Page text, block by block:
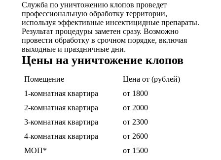
Служба по уничтожению клопов проведет
профессиональную обработку территории,
используя эффективные инсектицидные препараты.
Результат процедуры заметен сразу. Возможно
провести обработку в срочном порядке, включая
выходные и праздничные дни.
Цены на уничтожение клопов
Помещение
Цена от (рублей)
1-комнатная квартира
от 1800
2-комнатная квартира
от 2000
3-комнатная квартира
от 2300
4-комнатная квартира
от 2600
МОП*
от 1500